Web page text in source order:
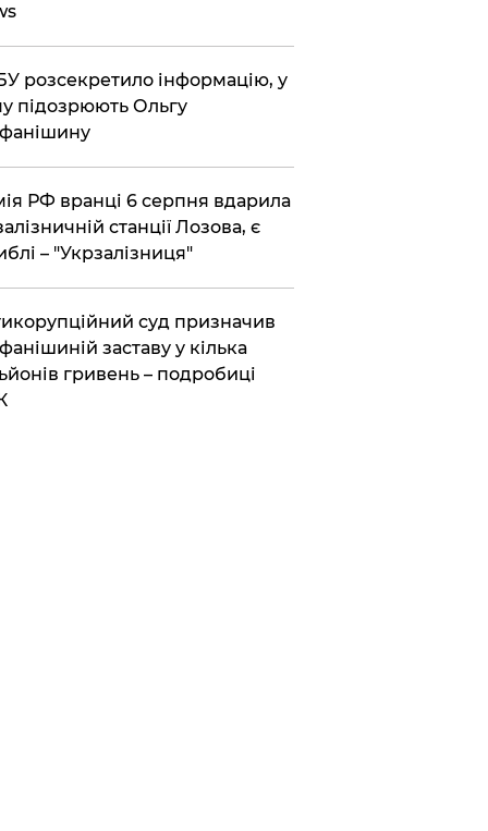
розсекретило інформацію, у
підозрюють Ольгу
РФ вранці 6 серпня вдарила
станції Лозова, є
– "Укрзалізниця"
суд призначив
заставу у кілька
гривень – подробиці